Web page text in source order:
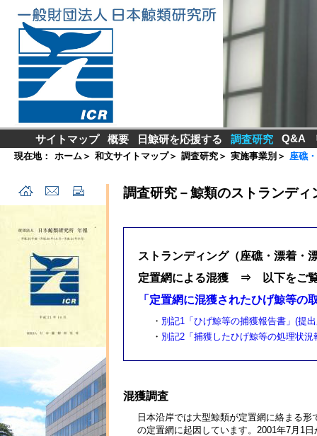
サイトマップ 概要 日鯨研を応援する 調査研究 Q&A
現在地： ホーム ＞ 和文サイトマップ＞ 調査研究 ＞ 実施事業別 ＞ 座礁
調査研究－鯨類のストランデ
ストランディング（座礁・漂着
定置網による混獲 ⇒ 以下をご覧
「定置網に混獲されたひげ鯨等
・ 別記1「ひげ鯨等の捕獲報告書」(提
・ 別記2「捕獲したひげ鯨等の処理状
混獲調査
日本沿岸では大型鯨類が定置網に絡まる
の定置網に起因しています。2001年7月1